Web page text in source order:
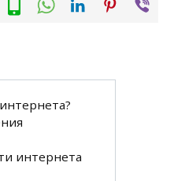
интернета